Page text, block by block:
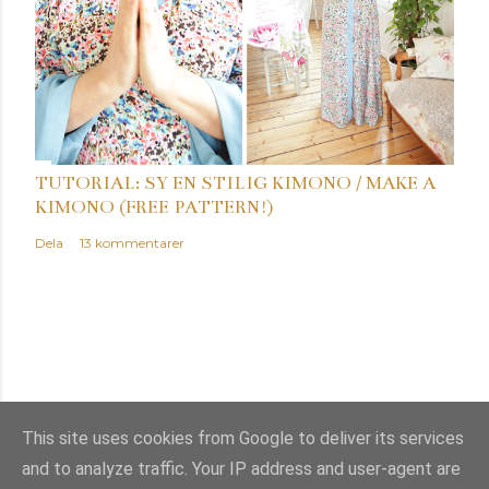
TUTORIAL: SY EN STILIG KIMONO / MAKE A
KIMONO (FREE PATTERN!)
Dela 13 kommentarer
This site uses cookies from Google to deliver its services
and to analyze traffic. Your IP address and user-agent are